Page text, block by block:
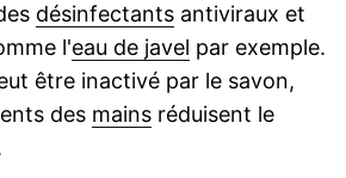
désinfectantsantiviraux et
l'eau de javel par exemple.
être inactivé par le savon,
des mainsréduisent le